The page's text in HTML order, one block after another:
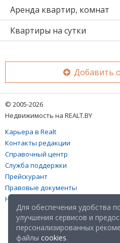
Аренда квартир, комнат
Квартиры на сутки
Добавить
© 2005-2026
Недвижимость на REALT.BY
Карьера в Realt
Контакты редакции
Справочный центр
Служба поддержки
Прейскурант
Правовые документы
Настройка файлов cookies
Для обеспечения удобства
улучшения сервисов и
персонализированных
файлы cookies.